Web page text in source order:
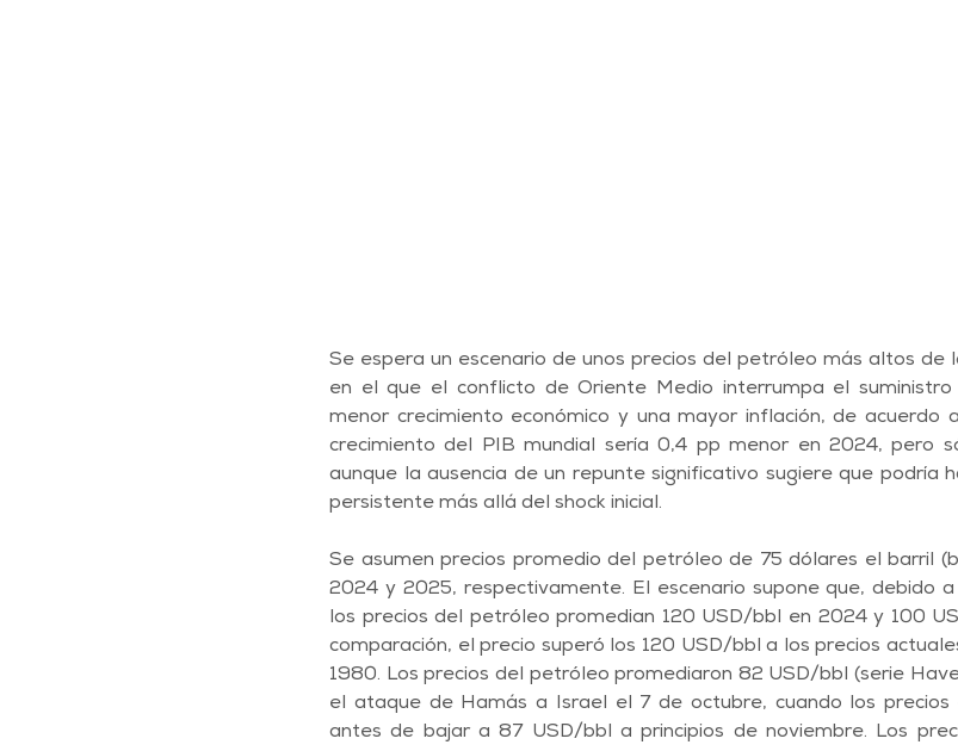
Se espera un escenario de unos precios del petróleo más altos de
en el que el conflicto de Oriente Medio interrumpa el
menor crecimiento económico y una mayor inflación, de acuerdo
crecimiento del PIB mundial sería 0,4 pp menor en 2024, pero
aunque la ausencia de un repunte significativo sugiere que podría
persistente más allá del shock inicial.
Se asumen precios promedio del petróleo de 75 dólares el barril
2024 y 2025, respectivamente. El escenario supone que, debido
los precios del petróleo promedian 120 USD/bbl en 2024 y 100
comparación, el precio superó los 120 USD/bbl a los precios
1980. Los precios del petróleo promediaron 82 USD/bbl (serie
el ataque de Hamás a Israel el 7 de octubre, cuando los
antes de bajar a 87 USD/bbl a principios de noviembre. Los